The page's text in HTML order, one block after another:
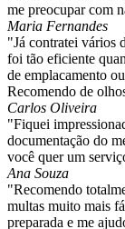
me preocupar com
Maria Fernandes
"Já contratei vários
foi tão eficiente
de emplacamento
Recomendo de
Carlos Oliveira
"Fiquei
documentação do
você quer um
Ana Souza
"Recomendo
multas muito mais
preparada e me